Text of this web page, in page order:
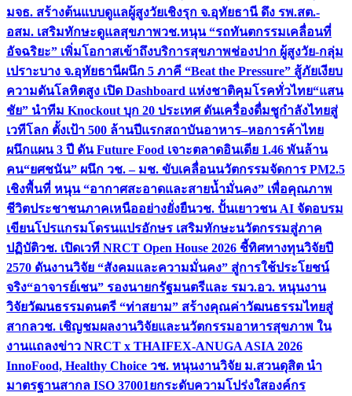
มจธ. สร้างต้นแบบดูแลผู้สูงวัยเชิงรุก จ.อุทัยธานี ดึง รพ.สต.-
อสม. เสริมทักษะดูแลสุขภาพวช.หนุน “รถทันตกรรมเคลื่อนที่
อัจฉริยะ” เพิ่มโอกาสเข้าถึงบริการสุขภาพช่องปาก ผู้สูงวัย-กลุ่ม
เปราะบาง จ.อุทัยธานีผนึก 5 ภาคี “Beat the Pressure” สู้ภัยเงียบ
ความดันโลหิตสูง เปิด Dashboard แห่งชาติคุมโรคทั่วไทย“แสน
ชัย” นำทีม Knockout บุก 20 ประเทศ ดันเครื่องดื่มชูกำลังไทยสู่
เวทีโลก ตั้งเป้า 500 ล้านปีแรกสถาบันอาหาร–หอการค้าไทย
ผนึกแผน 3 ปี ดัน Future Food เจาะตลาดอินเดีย 1.46 พันล้าน
คน“ยศชนัน” ผนึก วช. – มช. ขับเคลื่อนนวัตกรรมจัดการ PM2.5
เชิงพื้นที่ หนุน “อากาศสะอาดและสายน้ำมั่นคง” เพื่อคุณภาพ
ชีวิตประชาชนภาคเหนืออย่างยั่งยืนวช. ปั้นเยาวชน AI จัดอบรม
เขียนโปรแกรมโดรนแปรอักษร เสริมทักษะนวัตกรรมสู่ภาค
ปฏิบัติวช. เปิดเวที NRCT Open House 2026 ชี้ทิศทางทุนวิจัยปี
2570 ดันงานวิจัย “สังคมและความมั่นคง” สู่การใช้ประโยชน์
จริง“อาจารย์เชน” รองนายกรัฐมนตรีและ รมว.อว. หนุนงาน
วิจัยวัฒนธรรมดนตรี “ท่าสยาม” สร้างคุณค่าวัฒนธรรมไทยสู่
สากลวช. เชิญชมผลงานวิจัยและนวัตกรรมอาหารสุขภาพ ใน
งานแถลงข่าว NRCT x THAIFEX-ANUGA ASIA 2026
InnoFood, Healthy Choice วช. หนุนงานวิจัย ม.สวนดุสิต นำ
มาตรฐานสากล ISO 37001ยกระดับความโปร่งใสองค์กร